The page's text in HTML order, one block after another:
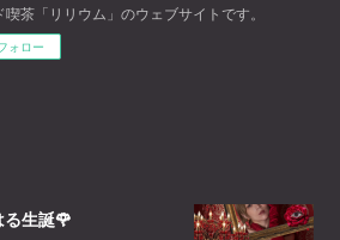
喫茶「リリウム」のウェブサイトです。
ォロー
る生誕🌹